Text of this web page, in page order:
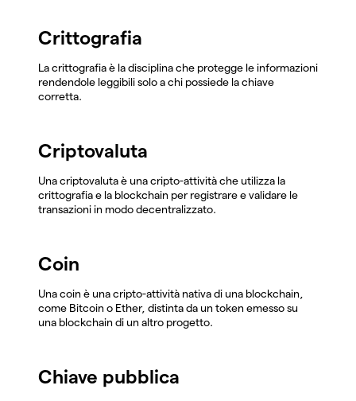
Crittografia
La crittografia è la disciplina che protegge le informazioni
rendendole leggibili solo a chi possiede la chiave
corretta.
Criptovaluta
Una criptovaluta è una cripto-attività che utilizza la
crittografia e la blockchain per registrare e validare le
transazioni in modo decentralizzato.
Coin
Una coin è una cripto-attività nativa di una blockchain,
come Bitcoin o Ether, distinta da un token emesso su
una blockchain di un altro progetto.
Chiave pubblica